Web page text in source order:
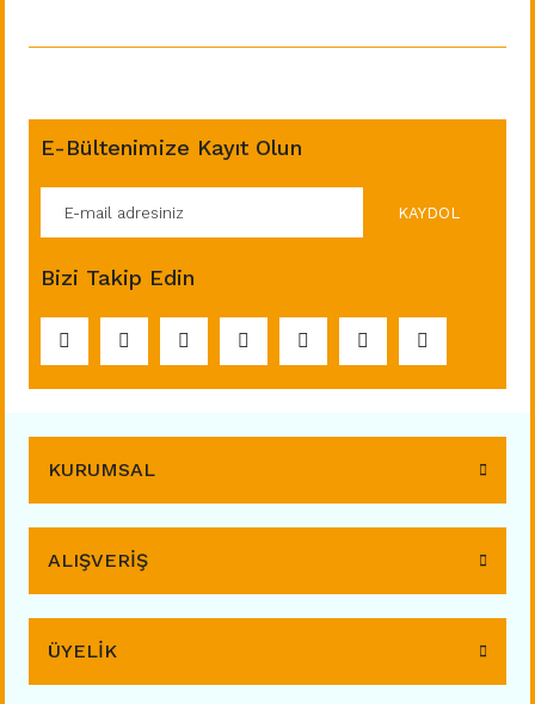
E-Bültenimize Kayıt Olun
KAYDOL
Bizi Takip Edin
KURUMSAL
ALIŞVERİŞ
ÜYELİK